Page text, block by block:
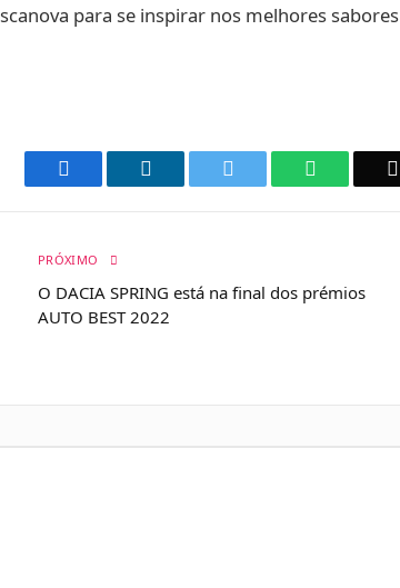
para se inspirar nos melhores sabores
Facebook LinkedIn WhatsApp
PRÓXIMO
O DACIA SPRING está na final dos prémios
AUTO BEST 2022